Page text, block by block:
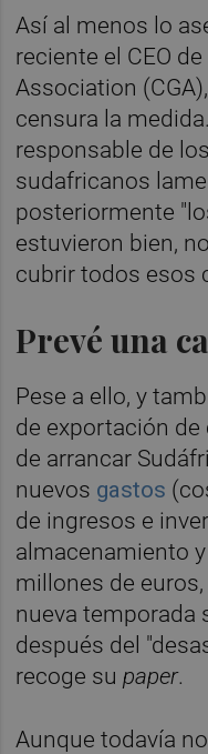
Así al menos lo
reciente el CEO
Association (CGA),
censura la
responsable de
sudafricanos
posteriormente
estuvieron bien,
cubrir todos esos
Prevé una
Pese a ello, y
de exportación
de arrancar
nuevos gastos
de ingresos e
almacenamiento
millones de
nueva temporada
después del
recoge supaper.
Aunque todavía